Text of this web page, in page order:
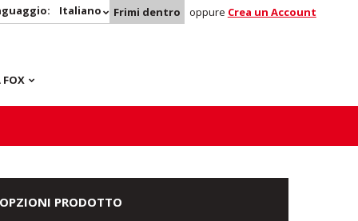
Italiano Frimi dentro oppure Crea un Account
FOX
OPZIONI PRODOTTO